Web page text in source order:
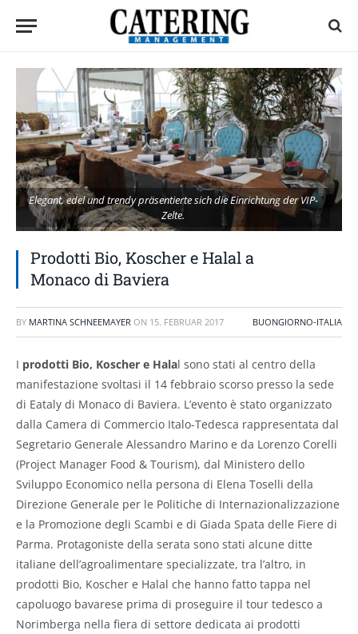
Elegant, edel und trendy präsentierte sich die Einrichtung der VIP-
Zelte.
Prodotti Bio, Koscher e Halal a
Monaco di Baviera
BY MARTINA SCHNEEMAYER ON 15. FEBRUAR 2017 BUONGIORNO-ITALIA
I prodotti Bio, Koscher e Halal sono stati al centro della
manifestazione svoltasi il 14 febbraio scorso presso la sede
di Eataly di Monaco di Baviera. L’evento è stato organizzato
dalla Camera di Commercio Italo-Tedesca rappresentata dal
Segretario Generale Alessandro Marino e da Lorenzo Corelli
(Project Manager Food & Tourism), dal Ministero dello
Sviluppo Economico nella persona di Elena Toselli della
Direzione Generale per le Politiche di Internazionalizzazione
e la Promozione degli Scambi e di Giada Spata delle Fiere di
Parma. Protagoniste della serata sono stati alcune ditte
italiane dell’agroalimentare specializzate, tra l’altro, in
prodotti Bio, Koscher e Halal che hanno fatto tappa nel
capoluogo bavarese prima di proseguire il tour tedesco a
Norimberga nella fiera di settore dedicata ai prodotti